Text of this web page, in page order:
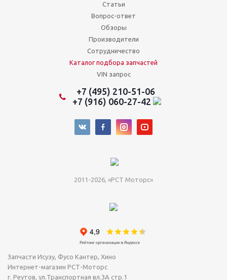
Статьи
Вопрос-ответ
Обзоры
Производители
Сотрудничество
Каталог подбора запчастей
VIN запрос
+7 (495) 210-51-06
+7 (916) 060-27-42
2011-2026, «РСТ Моторс»
Запчасти Исузу, Фусо Кантер, Хино
Интернет-магазин РСТ-Моторс
г. Реутов, ул.Транспортная вл.3А стр.1